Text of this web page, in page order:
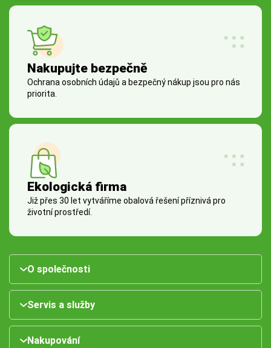
Nakupujte bezpečně
Ochrana osobních údajů a bezpečný nákup jsou pro nás
priorita.
Ekologická firma
Již přes 30 let vytváříme obalová řešení příznivá pro
životní prostředí.
O společnosti
Servis a služby
Nakupování